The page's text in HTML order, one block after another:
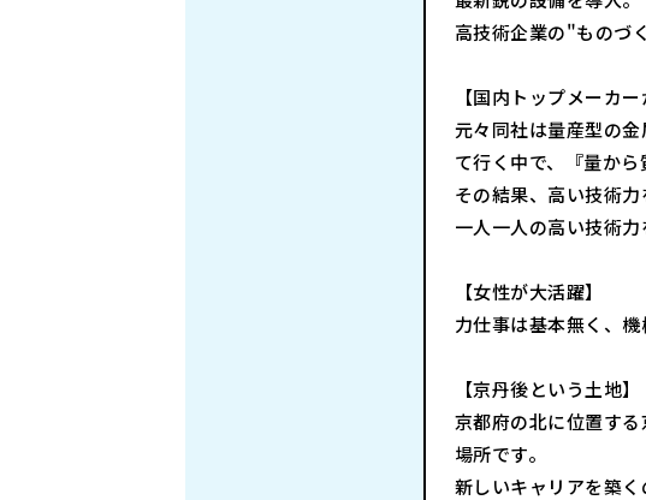
高技術企業の"ものづ
【国内トップメーカ
元々同社は量産型の
て行く中で、『量から
その結果、高い技術
一人一人の高い技術
【女性が大活躍】
力仕事は基本無く、
【京丹後という土地】
京都府の北に位置す
場所です。
新しいキャリアを築